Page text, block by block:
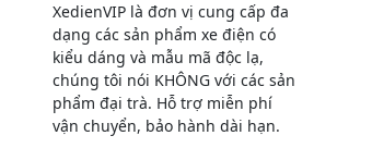
XedienVIP là đơn vị cung cấp đa
dạng các sản phẩm xe điện có
kiểu dáng và mẫu mã độc lạ,
chúng tôi nói KHÔNG với các sản
phẩm đại trà. Hỗ trợ miễn phí
vận chuyển, bảo hành dài hạn.